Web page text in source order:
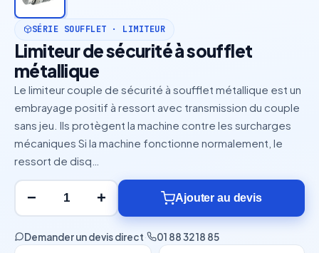
SÉRIE SOUFFLET · LIMITEUR
Limiteur de sécurité à soufflet
métallique
Le limiteur couple de sécurité à soufflet métallique est un
embrayage positif à ressort avec transmission du couple
sans jeu. Ils protègent la machine contre les surcharges
mécaniques Si la machine fonctionne normalement, le
ressort de disq…
− + Ajouter au devis
Demander un devis direct· 01 88 32 18 85